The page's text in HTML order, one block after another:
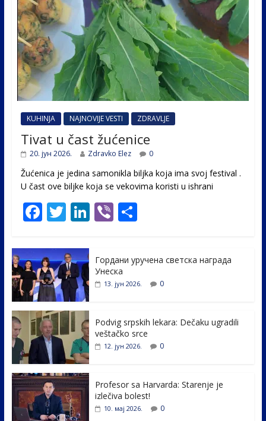
KUHINJA NAJNOVIJE VESTI ZDRAVLJE
Tivat u čast žućenice
20. јун 2026. Zdravko Elez 0
Žućenica je jedina samonikla biljka koja ima svoj festival .
U čast ovе biljke koja se vekovima koristi u ishrani
F
e
b
o
o
k
T
itt
er
Li
e
dI
Vi S
e
Гордани уручена светска награда
Унеска
13. јун 2026. 0
Podvig srpskih lekara: Dečaku ugradili
veštačko srce
12. јун 2026. 0
Profesor sa Harvarda: Starenje je
izlečiva bolest!
10. мај 2026. 0